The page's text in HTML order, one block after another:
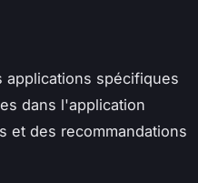
applications spécifiques
dans l'application
et des recommandations